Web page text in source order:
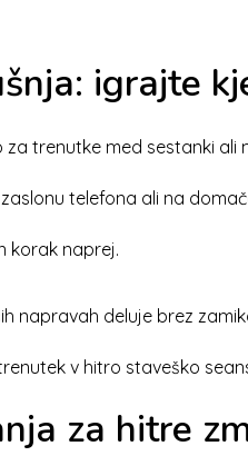
igrajte
trenutke med sestanki ali
telefona ali na
korak naprej.
napravah deluje brez
v hitro staveško
za hitre